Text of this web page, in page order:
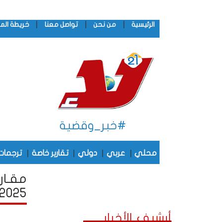
الرئيسية من نحن تواصل معنا خريطة
#خبر_وقضية
محلي عربي دولي تقارير خاصة
2025
أرشيف الأخبار